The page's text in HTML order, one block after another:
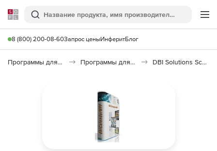
Softline
Поиск
8 (800) 200-08-60Запрос ценыИнферитБлог
Программы для программирования Программы для разработки ПО DBI Solutions Schedule WPF